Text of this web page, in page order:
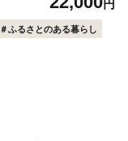
円
＃ふるさとのある暮らし